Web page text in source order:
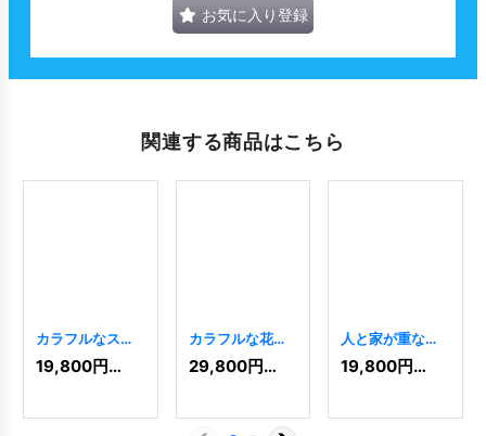
お気に入り登録
関連する商品はこちら
カラフルなスタ
ーコミュニティ
ロゴ[ 9108]
19,800円(税込)
カラフルな花が
集まるロゴ
[6770]
29,800円(税込)
人と家が重なる
カラフルなコミ
ュニティロゴ
19,800円(税込)